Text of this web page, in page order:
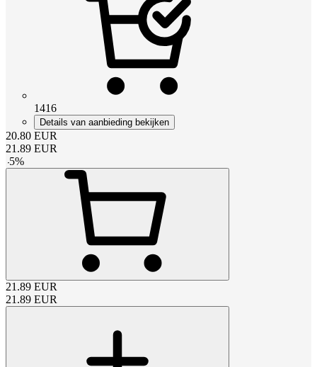
1416
Details van aanbieding bekijken
20.80 EUR
21.89 EUR
-5%
21.89 EUR
21.89 EUR